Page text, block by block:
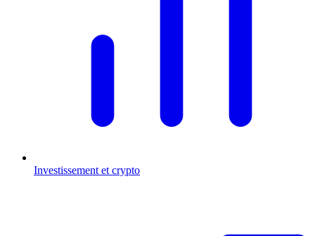
Investissement et crypto